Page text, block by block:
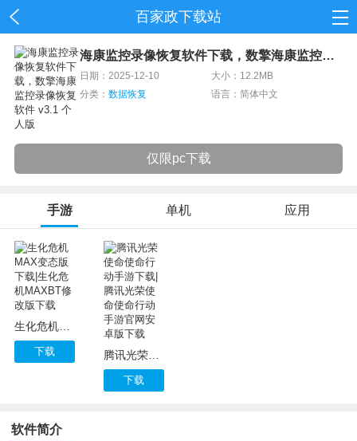
百家政下载站
首页 海康监控录像恢复软件下载，数擎海康监控录像恢复软件 v3.1 个人版
日期：2025-12-10
大小：12.2MB
分类： 数据恢复 语言：简体中文
仅限pc下载
手游 单机 应用
生化危机MAX变态版下载|生化危机MAXBT修改版下载
下载 腾讯光荣使命使命行动手游下载|腾讯光荣使命使命行动手游官网安卓版下载
下载
软件简介